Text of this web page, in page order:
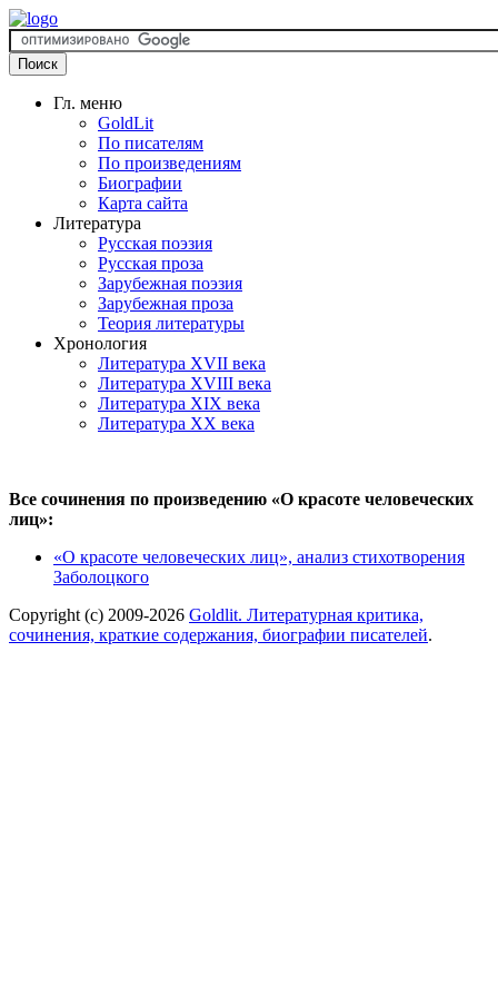
Гл. меню
GoldLit
По писателям
По произведениям
Биографии
Карта сайта
Литература
Русская поэзия
Русская проза
Зарубежная поэзия
Зарубежная проза
Теория литературы
Хронология
Литература XVII века
Литература XVIII века
Литература XIX века
Литература XX века
Все сочинения по произведению «О красоте человеческих
лиц»:
«О красоте человеческих лиц», анализ стихотворения
Заболоцкого
Copyright (c) 2009-2026 Goldlit. Литературная критика,
сочинения, краткие содержания, биографии писателей.